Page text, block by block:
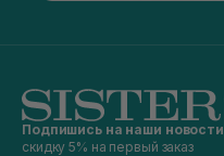
Подпишись на наши новости
скидку 5% на первый заказ